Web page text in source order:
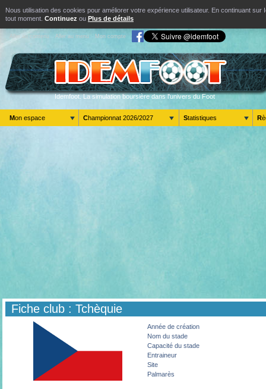
Nous utilisation des cookies pour améliorer votre expérience utilisateur. En continuant
tout moment. Continuez ou Plus de détails
Aller au contenu Aller au menu Mon compte
Idemfoot. La simulation boursière dans l'univers du Foot
Mon espace Championnat 2026/2027 Statistiques
Fiche club : Tchèquie
Année de création
Nom du stade
Capacité du stade
Entraineur
Site
Palmarès